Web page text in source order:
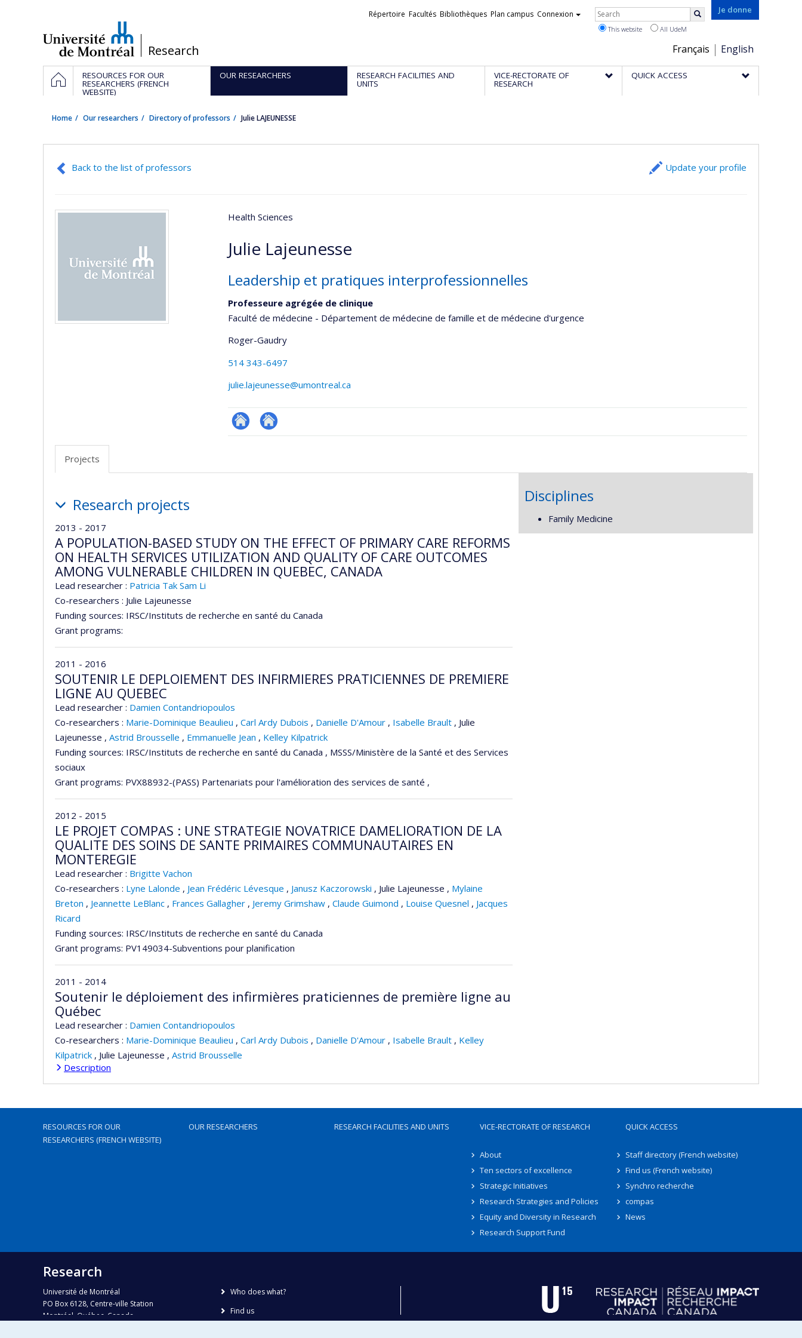
/Research
Je donne
Choix
de
la
Français English
Liens
Répertoire Facultés Bibliothèques Plan campus Connexion Rechercher
This website All UdeM
Navigation
principale
HOMERESOURCES FOR OUR
RESEARCHERS (FRENCH
WEBSITE)
OUR RESEARCHERS RESEARCH FACILITIES AND
UNITS
VICE-RECTORATE OF
RESEARCH
QUICK ACCESS
Home Our researchers Directory of professors Julie LAJEUNESSE
Back to the list of professors Update your profile
Health Sciences
Julie Lajeunesse
Leadership et pratiques interprofessionnelles
Professeure agrégée de clinique
Faculté de médecine - Département de médecine de famille et de médecine d'urgence
Roger-Gaudry
514 343-6497
julie.lajeunesse@umontreal.ca
Autre Autre
Projects
Research projects
2013 - 2017
A POPULATION-BASED STUDY ON THE EFFECT OF PRIMARY CARE REFORMS
ON HEALTH SERVICES UTILIZATION AND QUALITY OF CARE OUTCOMES
AMONG VULNERABLE CHILDREN IN QUEBEC, CANADA
Lead researcher : Patricia Tak Sam Li
Co-researchers : Julie Lajeunesse
Funding sources: IRSC/Instituts de recherche en santé du Canada
Grant programs:
2011 - 2016
SOUTENIR LE DEPLOIEMENT DES INFIRMIERES PRATICIENNES DE PREMIERE
LIGNE AU QUEBEC
Lead researcher : Damien Contandriopoulos
Co-researchers : Marie-Dominique Beaulieu , Carl Ardy Dubois , Danielle D'Amour , Isabelle Brault , Julie
Lajeunesse , Astrid Brousselle , Emmanuelle Jean , Kelley Kilpatrick
Funding sources: IRSC/Instituts de recherche en santé du Canada , MSSS/Ministère de la Santé et des Services
sociaux
Grant programs: PVX88932-(PASS) Partenariats pour l'amélioration des services de santé ,
2012 - 2015
LE PROJET COMPAS : UNE STRATEGIE NOVATRICE DAMELIORATION DE LA
QUALITE DES SOINS DE SANTE PRIMAIRES COMMUNAUTAIRES EN
MONTEREGIE
Lead researcher : Brigitte Vachon
Co-researchers : Lyne Lalonde , Jean Frédéric Lévesque , Janusz Kaczorowski , Julie Lajeunesse , Mylaine
Breton , Jeannette LeBlanc , Frances Gallagher , Jeremy Grimshaw , Claude Guimond , Louise Quesnel , Jacques
Ricard
Funding sources: IRSC/Instituts de recherche en santé du Canada
Grant programs: PV149034-Subventions pour planification
2011 - 2014
Soutenir le déploiement des infirmières praticiennes de première ligne au
Québec
Lead researcher : Damien Contandriopoulos
Co-researchers : Marie-Dominique Beaulieu , Carl Ardy Dubois , Danielle D'Amour , Isabelle Brault , Kelley
Kilpatrick , Julie Lajeunesse , Astrid Brousselle
Description
Disciplines
Family Medicine
RESOURCES FOR OUR
RESEARCHERS (FRENCH WEBSITE)
OUR RESEARCHERS RESEARCH FACILITIES AND UNITS VICE-RECTORATE OF RESEARCH
About
Ten sectors of excellence
Strategic Initiatives
Research Strategies and Policies
Equity and Diversity in Research
Research Support Fund
QUICK ACCESS
Staff directory (French website)
Find us (French website)
Synchro recherche
compas
News
Research
Université de Montréal
PO Box 6128, Centre-ville Station
Montréal, Québec, Canada
Who does what?
Find us